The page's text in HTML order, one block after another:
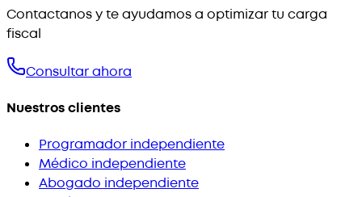
Contactanos y te ayudamos a optimizar tu carga
fiscal
Consultar ahora
Nuestros clientes
Programador independiente
Médico independiente
Abogado independiente